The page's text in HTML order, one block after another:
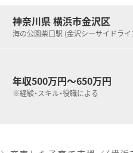
クリーンベンチを使用した
■ドミナント展開を行ってい
■毎年新卒採用を行っており
■OJTをはじめ、外部専門講
■薬局の現場で臨床薬学を身
■年間休日122日とワークライ
エリアマネージャーやラウ
■産休・育休取得率100％！
■育児短時間制度はお子様が
神奈川県 横浜市金沢区
海の公園柴口駅 (金沢シーサイドライ
年収500万円～650万円
※経験・スキル・役職による